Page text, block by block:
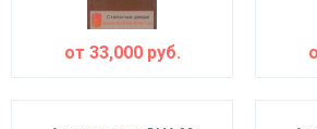
от 33,000руб.